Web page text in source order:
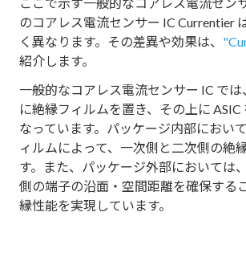
のコアレス電流センサー IC Currentier
く異なります。その差異や効果は、
紹介します。
一般的なコアレス電流センサー IC で
に絶縁フィルムを置き、その上に ASIC
なっています。パッケージ内部におい
ィルムによって、一次側と二次側の絶
す。また、パッケージ外部においては
側の端子の沿面・空間距離を確保する
縁性能を実現しています。